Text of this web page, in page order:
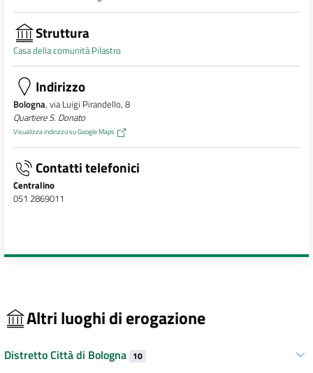
Struttura
Casa della comunità Pilastro
Indirizzo
Bologna, via Luigi Pirandello, 8
Quartiere S. Donato
Visualizza indirizzo su Google Maps
Contatti telefonici
Centralino
051 2869011
Altri luoghi di erogazione
Distretto Città di Bologna 10